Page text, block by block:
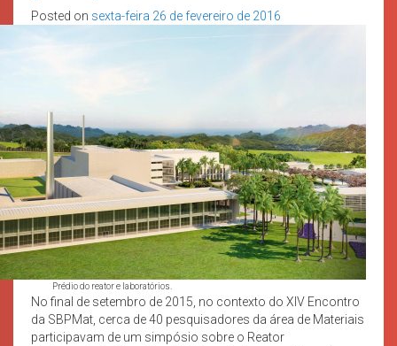
Posted on sexta-feira 26 de fevereiro de 2016
Prédio do reator e laboratórios.
No final de setembro de 2015, no contexto do XIV Encontro
da SBPMat, cerca de 40 pesquisadores da área de Materiais
participavam de um simpósio sobre o Reator